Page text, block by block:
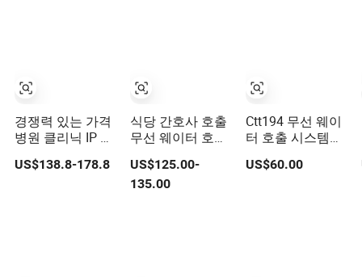
경쟁력 있는 가격
병원 클리닉 IP 복
도 디스플레이 유
선 무선 호출 시스
US$138.8-178.8
식당 간호사 호출
무선 웨이터 호출
시스템 시계 수신
기 + 10PCS 호출
버튼 카페 클리닉
US$125.00-
135.00
Ctt194 무선 웨이
터 호출 시스템
20PCS 클리닉용
서비스 호출 버튼
US$60.00